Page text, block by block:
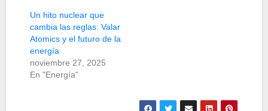
Un hito nuclear que
cambia las reglas: Valar
Atomics y el futuro de la
energía
noviembre 27, 2025
En "Energía"